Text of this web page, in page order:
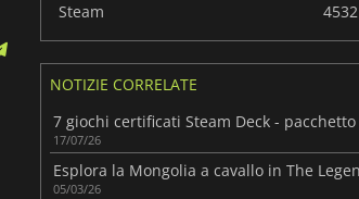
Steam
4532
NOTIZIE CORRELATE
17/07/26
05/03/26